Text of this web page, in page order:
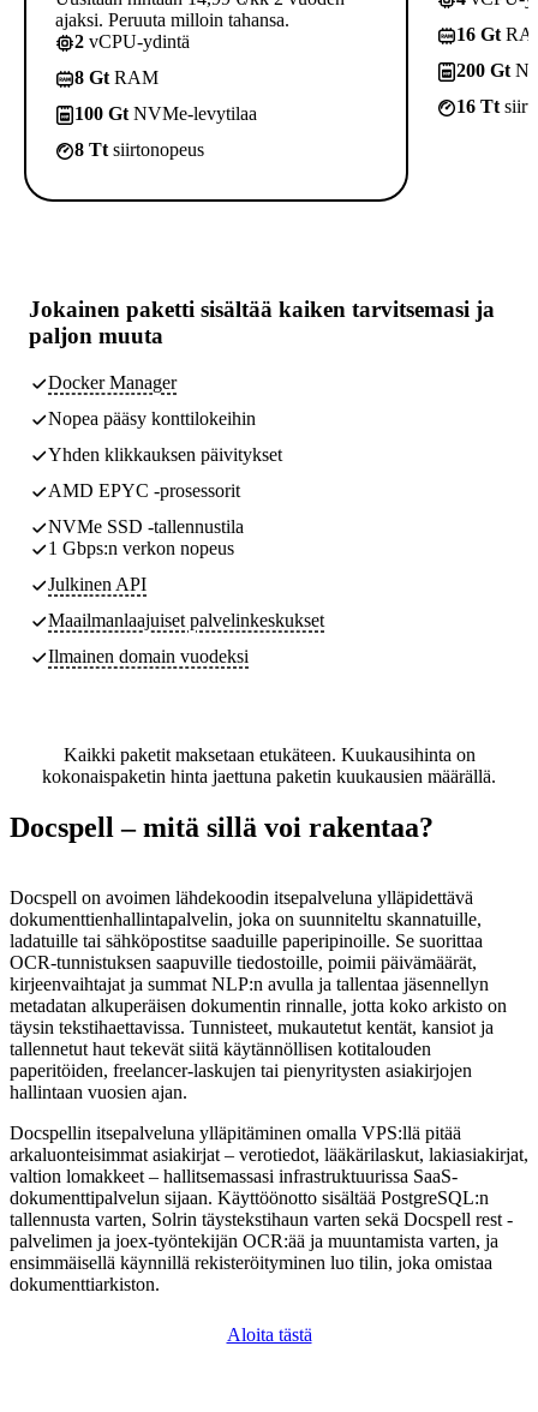
ajaksi. Peruuta milloin tahansa.
2 vCPU-ydintä
8 Gt RAM
100 Gt NVMe-levytilaa
8 Tt siirtonopeus
16 Gt
200 Gt
16 Tt
Jokainen paketti sisältää kaiken tarvitsemasi ja
paljon muuta
Docker Manager
Nopea pääsy konttilokeihin
Yhden klikkauksen päivitykset
AMD EPYC -prosessorit
NVMe SSD -tallennustila
1 Gbps:n verkon nopeus
Julkinen API
Maailmanlaajuiset palvelinkeskukset
Ilmainen domain vuodeksi
Kaikki paketit maksetaan etukäteen. Kuukausihinta on
kokonaispaketin hinta jaettuna paketin kuukausien määrällä.
Docspell – mitä sillä voi rakentaa?
Docspell on avoimen lähdekoodin itsepalveluna ylläpidettävä
dokumenttienhallintapalvelin, joka on suunniteltu skannatuille,
ladatuille tai sähköpostitse saaduille paperipinoille. Se suorittaa
OCR-tunnistuksen saapuville tiedostoille, poimii päivämäärät,
kirjeenvaihtajat ja summat NLP:n avulla ja tallentaa jäsennellyn
metadatan alkuperäisen dokumentin rinnalle, jotta koko arkisto on
täysin tekstihaettavissa. Tunnisteet, mukautetut kentät, kansiot ja
tallennetut haut tekevät siitä käytännöllisen kotitalouden
paperitöiden, freelancer-laskujen tai pienyritysten asiakirjojen
hallintaan vuosien ajan.
Docspellin itsepalveluna ylläpitäminen omalla VPS:llä pitää
arkaluonteisimmat asiakirjat – verotiedot, lääkärilaskut, lakiasiakirjat,
valtion lomakkeet – hallitsemassasi infrastruktuurissa SaaS-
dokumenttipalvelun sijaan. Käyttöönotto sisältää PostgreSQL:n
tallennusta varten, Solrin täystekstihaun varten sekä Docspell rest -
palvelimen ja joex-työntekijän OCR:ää ja muuntamista varten, ja
ensimmäisellä käynnillä rekisteröityminen luo tilin, joka omistaa
dokumenttiarkiston.
Aloita tästä